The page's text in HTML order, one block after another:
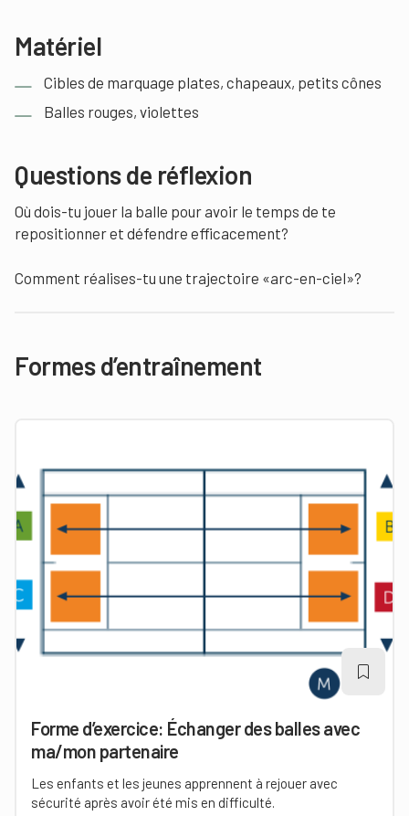
Matériel
Cibles de marquage plates, chapeaux, petits cônes
Balles rouges, violettes
Questions de réflexion
Où dois-tu jouer la balle pour avoir le temps de te
repositionner et défendre efficacement?
Comment réalises-tu une trajectoire «arc-en-ciel»?
Formes d’entraînement
Forme d’exercice: Échanger des balles avec
ma/mon partenaire
Les enfants et les jeunes apprennent à rejouer avec
sécurité après avoir été mis en difficulté.